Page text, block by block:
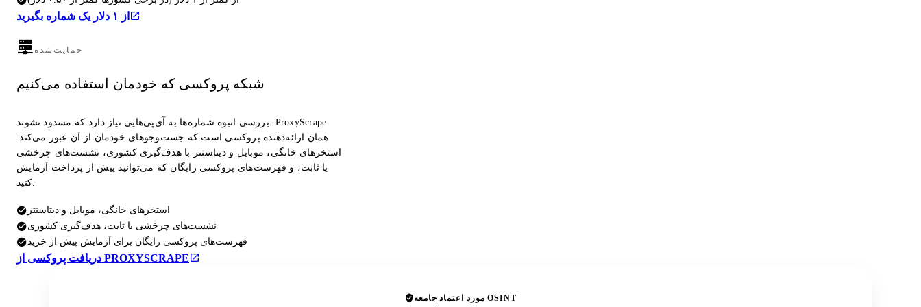
از ۱ دلار یک شماره بگیرید
حمایت‌شده
شبکه پروکسی که خودمان استفاده می‌کنیم
بررسی انبوه شماره‌ها به آی‌پی‌هایی نیاز دارد که مسدود نشوند. ProxyScrape
همان ارائه‌دهنده پروکسی است که جست‌وجوهای خودمان از آن عبور می‌کند:
استخرهای خانگی، موبایل و دیتاسنتر با هدف‌گیری کشوری، نشست‌های چرخشی
یا ثابت، و فهرست‌های پروکسی رایگان که می‌توانید پیش از پرداخت آزمایش
کنید.
استخرهای خانگی، موبایل و دیتاسنتر
نشست‌های چرخشی یا ثابت، هدف‌گیری کشوری
فهرست‌های پروکسی رایگان برای آزمایش پیش از خرید
دریافت پروکسی از PROXYSCRAPE
مورد اعتماد جامعه OSINT